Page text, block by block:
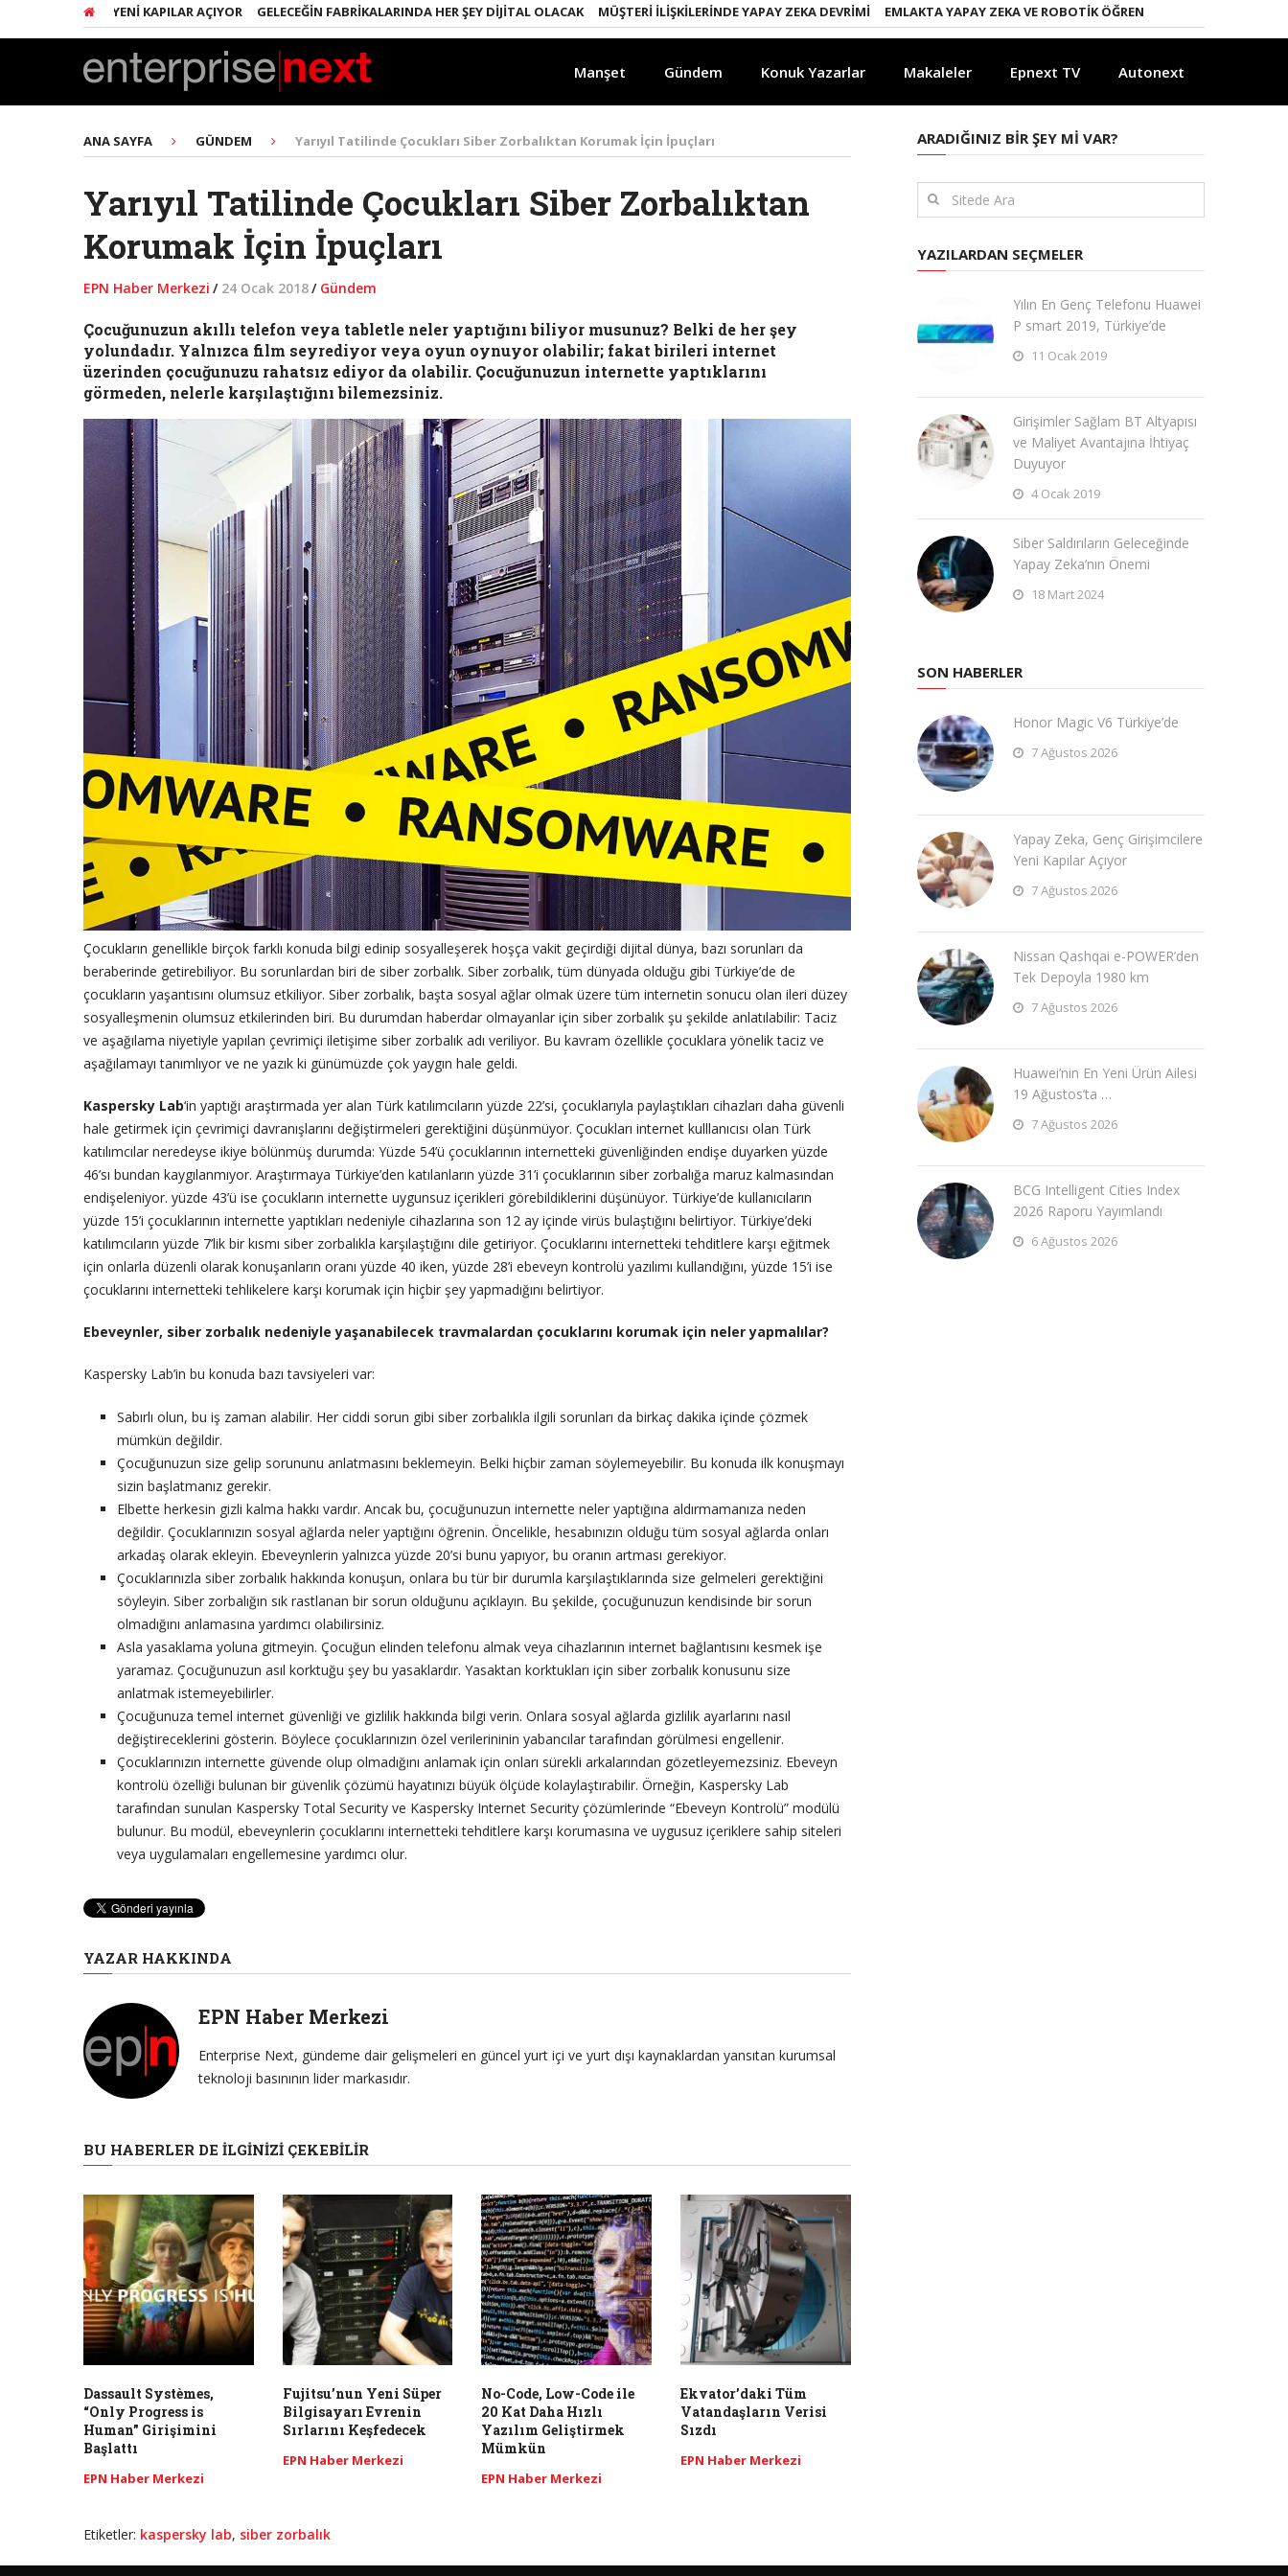
YENI KAPILAR AÇIYOR GELECEĞIN FABRIKALARINDA HER ŞEY DIJITAL OLACAK MÜŞTERI İLIŞKILERINDE YAPAY ZEKA DEVRIMI EMLAKTA YAPAY ZEKA VE ROBOTIK ÖĞRENME DÖNEMI
Manşet Gündem Konuk Yazarlar Makaleler Epnext TV Autonext
ANA SAYFA GÜNDEM Yarıyıl Tatilinde Çocukları Siber Zorbalıktan Korumak İçin İpuçları
Yarıyıl Tatilinde Çocukları Siber Zorbalıktan
Korumak İçin İpuçları
EPN Haber Merkezi / 24 Ocak 2018/ Gündem
Çocuğunuzun akıllı telefon veya tabletle neler yaptığını biliyor musunuz? Belki de her şey
yolundadır. Yalnızca film seyrediyor veya oyun oynuyor olabilir; fakat birileri internet
üzerinden çocuğunuzu rahatsız ediyor da olabilir. Çocuğunuzun internette yaptıklarını
görmeden, nelerle karşılaştığını bilemezsiniz.
Çocukların genellikle birçok farklı konuda bilgi edinip sosyalleşerek hoşça vakit geçirdiği dijital dünya, bazı sorunları da
beraberinde getirebiliyor. Bu sorunlardan biri de siber zorbalık. Siber zorbalık, tüm dünyada olduğu gibi Türkiye’de de
çocukların yaşantısını olumsuz etkiliyor. Siber zorbalık, başta sosyal ağlar olmak üzere tüm internetin sonucu olan ileri düzey
sosyalleşmenin olumsuz etkilerinden biri. Bu durumdan haberdar olmayanlar için siber zorbalık şu şekilde anlatılabilir: Taciz
ve aşağılama niyetiyle yapılan çevrimiçi iletişime siber zorbalık adı veriliyor. Bu kavram özellikle çocuklara yönelik taciz ve
aşağılamayı tanımlıyor ve ne yazık ki günümüzde çok yaygın hale geldi.
Kaspersky Lab‘in yaptığı araştırmada yer alan Türk katılımcıların yüzde 22’si, çocuklarıyla paylaştıkları cihazları daha güvenli
hale getirmek için çevrimiçi davranışlarını değiştirmeleri gerektiğini düşünmüyor. Çocukları internet kulllanıcısı olan Türk
katılımcılar neredeyse ikiye bölünmüş durumda: Yüzde 54’ü çocuklarının internetteki güvenliğinden endişe duyarken yüzde
46’sı bundan kaygılanmıyor. Araştırmaya Türkiye’den katılanların yüzde 31’i çocuklarının siber zorbalığa maruz kalmasından
endişeleniyor. yüzde 43’ü ise çocukların internette uygunsuz içerikleri görebildiklerini düşünüyor. Türkiye’de kullanıcıların
yüzde 15’i çocuklarının internette yaptıkları nedeniyle cihazlarına son 12 ay içinde virüs bulaştığını belirtiyor. Türkiye’deki
katılımcıların yüzde 7’lik bir kısmı siber zorbalıkla karşılaştığını dile getiriyor. Çocuklarını internetteki tehditlere karşı eğitmek
için onlarla düzenli olarak konuşanların oranı yüzde 40 iken, yüzde 28’i ebeveyn kontrolü yazılımı kullandığını, yüzde 15’i ise
çocuklarını internetteki tehlikelere karşı korumak için hiçbir şey yapmadığını belirtiyor.
Ebeveynler, siber zorbalık nedeniyle yaşanabilecek travmalardan çocuklarını korumak için neler yapmalılar?
Kaspersky Lab’in bu konuda bazı tavsiyeleri var:
Sabırlı olun, bu iş zaman alabilir. Her ciddi sorun gibi siber zorbalıkla ilgili sorunları da birkaç dakika içinde çözmek
mümkün değildir.
Çocuğunuzun size gelip sorununu anlatmasını beklemeyin. Belki hiçbir zaman söylemeyebilir. Bu konuda ilk konuşmayı
sizin başlatmanız gerekir.
Elbette herkesin gizli kalma hakkı vardır. Ancak bu, çocuğunuzun internette neler yaptığına aldırmamanıza neden
değildir. Çocuklarınızın sosyal ağlarda neler yaptığını öğrenin. Öncelikle, hesabınızın olduğu tüm sosyal ağlarda onları
arkadaş olarak ekleyin. Ebeveynlerin yalnızca yüzde 20’si bunu yapıyor, bu oranın artması gerekiyor.
Çocuklarınızla siber zorbalık hakkında konuşun, onlara bu tür bir durumla karşılaştıklarında size gelmeleri gerektiğini
söyleyin. Siber zorbalığın sık rastlanan bir sorun olduğunu açıklayın. Bu şekilde, çocuğunuzun kendisinde bir sorun
olmadığını anlamasına yardımcı olabilirsiniz.
Asla yasaklama yoluna gitmeyin. Çocuğun elinden telefonu almak veya cihazlarının internet bağlantısını kesmek işe
yaramaz. Çocuğunuzun asıl korktuğu şey bu yasaklardır. Yasaktan korktukları için siber zorbalık konusunu size
anlatmak istemeyebilirler.
Çocuğunuza temel internet güvenliği ve gizlilik hakkında bilgi verin. Onlara sosyal ağlarda gizlilik ayarlarını nasıl
değiştireceklerini gösterin. Böylece çocuklarınızın özel verilerininin yabancılar tarafından görülmesi engellenir.
Çocuklarınızın internette güvende olup olmadığını anlamak için onları sürekli arkalarından gözetleyemezsiniz. Ebeveyn
kontrolü özelliği bulunan bir güvenlik çözümü hayatınızı büyük ölçüde kolaylaştırabilir. Örneğin, Kaspersky Lab
tarafından sunulan Kaspersky Total Security ve Kaspersky Internet Security çözümlerinde “Ebeveyn Kontrolü” modülü
bulunur. Bu modül, ebeveynlerin çocuklarını internetteki tehditlere karşı korumasına ve uygusuz içeriklere sahip siteleri
veya uygulamaları engellemesine yardımcı olur.
YAZAR HAKKINDA
EPN Haber Merkezi
Enterprise Next, gündeme dair gelişmeleri en güncel yurt içi ve yurt dışı kaynaklardan yansıtan kurumsal
teknoloji basınının lider markasıdır.
BU HABERLER DE İLGINIZI ÇEKEBILIR
Dassault Systèmes,
“Only Progress is
Human” Girişimini
Başlattı
EPN Haber Merkezi
Fujitsu’nun Yeni Süper
Bilgisayarı Evrenin
Sırlarını Keşfedecek
EPN Haber Merkezi
No-Code, Low-Code ile
20 Kat Daha Hızlı
Yazılım Geliştirmek
Mümkün
EPN Haber Merkezi
Ekvator’daki Tüm
Vatandaşların Verisi
Sızdı
EPN Haber Merkezi
Etiketler: kaspersky lab, siber zorbalık
ARADIĞINIZ BIR ŞEY MI VAR?
YAZILARDAN SEÇMELER
Yılın En Genç Telefonu Huawei
P smart 2019, Türkiye’de
11 Ocak 2019
Girişimler Sağlam BT Altyapısı
ve Maliyet Avantajına İhtiyaç
Duyuyor
4 Ocak 2019
Siber Saldırıların Geleceğinde
Yapay Zeka’nın Önemi
18 Mart 2024
SON HABERLER
Honor Magic V6 Türkiye’de
7 Ağustos 2026
Yapay Zeka, Genç Girişimcilere
Yeni Kapılar Açıyor
7 Ağustos 2026
Nissan Qashqai e-POWER’den
Tek Depoyla 1980 km
7 Ağustos 2026
Huawei’nin En Yeni Ürün Ailesi
19 Ağustos’ta …
7 Ağustos 2026
BCG Intelligent Cities Index
2026 Raporu Yayımlandı
6 Ağustos 2026